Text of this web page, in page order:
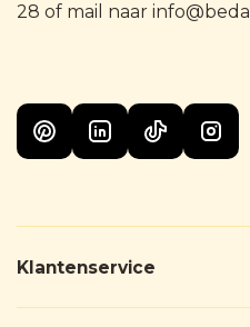
28 of mail naar
Klantenservice